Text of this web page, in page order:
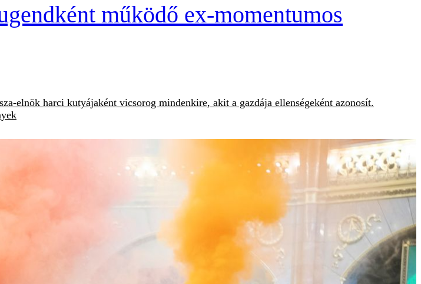
működő ex-momentumos
elnök harci kutyájaként vicsorog mindenkire, akit a gazdája ellenségeként azonosít.